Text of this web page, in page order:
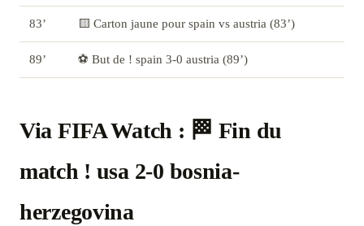
83’ 🟨 Carton jaune pour spain vs austria (83’)
89’ ⚽ But de ! spain 3-0 austria (89’)
Via FIFA Watch : 🏁 Fin du
match ! usa 2-0 bosnia-
herzegovina